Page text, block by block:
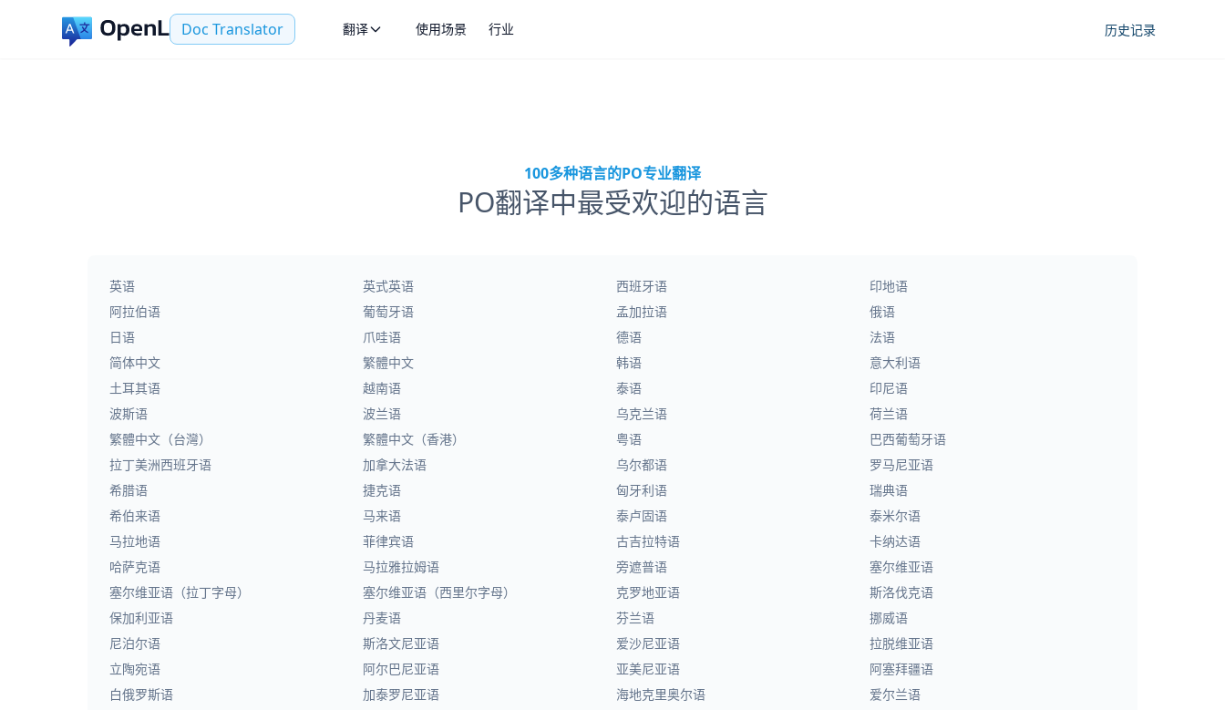
Doc Translator 翻译 使用场景 行业 历史记录
100多种语言的PO专业翻译
PO翻译中最受欢迎的语言
英语 英式英语 西班牙语
印地语
阿拉伯语
葡萄牙语 孟加拉语
俄语
日语
爪哇语 德语
法语
简体中文
繁體中文 韩语
意大利语
土耳其语
越南语 泰语
印尼语
波斯语
波兰语 乌克兰语
荷兰语
繁體中文（台灣）
繁體中文（香港） 粤语
巴西葡萄牙语
拉丁美洲西班牙语
加拿大法语 乌尔都语
罗马尼亚语
希腊语
捷克语 匈牙利语
瑞典语
希伯来语
马来语 泰卢固语
泰米尔语
马拉地语
菲律宾语 古吉拉特语
卡纳达语
哈萨克语
马拉雅拉姆语 旁遮普语
塞尔维亚语
塞尔维亚语（拉丁字母）
塞尔维亚语（西里尔字母） 克罗地亚语
斯洛伐克语
保加利亚语
丹麦语 芬兰语
挪威语
尼泊尔语
斯洛文尼亚语 爱沙尼亚语
拉脱维亚语
立陶宛语
阿尔巴尼亚语 亚美尼亚语
阿塞拜疆语
白俄罗斯语
加泰罗尼亚语 海地克里奥尔语
爱尔兰语